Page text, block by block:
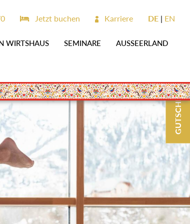
WIRTSHAUS SEMINARE AUSSEERLAND
Jetzt buchen Karriere DE EN
GUTSCHEINE